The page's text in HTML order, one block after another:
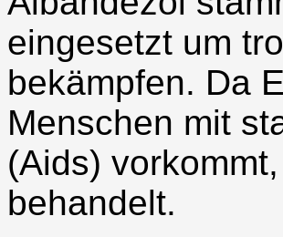
eingesetzt um
bekämpfen. Da
Menschen mit
(Aids)
behandelt.